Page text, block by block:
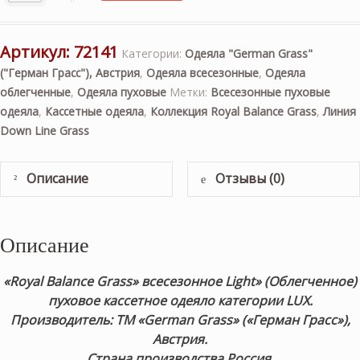
Артикул: 72141 Категории: Одеяла "German Grass"
("Герман Грасс"), Австрия, Одеяла всесезонные, Одеяла
облегченные, Одеяла пуховые Метки: Всесезонные пуховые
одеяла, Кассетные одеяла, Коллекция Royal Balance Grass,Линия
Down Line Grass
Описание Отзывы (0)
Описание
«RoyalBalance Grass» всесезонное Light» (Облегченное)
пуховое кассетное одеяло категории LUX.
Производитель: ТМ «German Grass» («Герман Грасс»),
Австрия.